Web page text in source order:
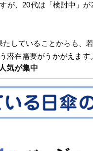
が、20代は「検討中」
していることからも、
潜在需要がうかがえます。
気が集中